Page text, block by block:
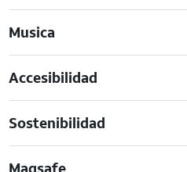
Musica
Accesibilidad
Sostenibilidad
Magsafe